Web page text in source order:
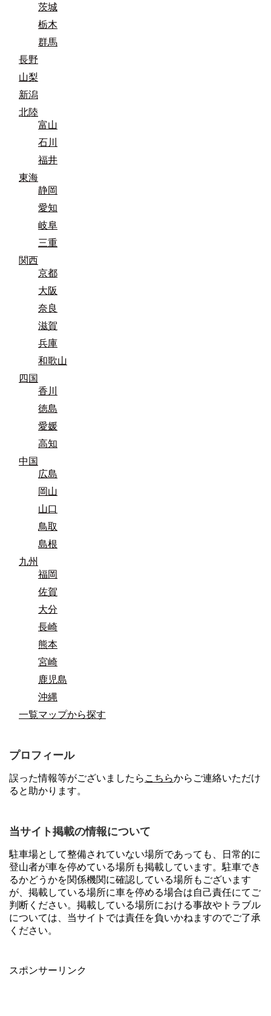
茨城
栃木
群馬
長野
山梨
新潟
北陸
富山
石川
福井
東海
静岡
愛知
岐阜
三重
関西
京都
大阪
奈良
滋賀
兵庫
和歌山
四国
香川
徳島
愛媛
高知
中国
広島
岡山
山口
鳥取
島根
九州
福岡
佐賀
大分
長崎
熊本
宮崎
鹿児島
沖縄
一覧マップから探す
プロフィール
誤った情報等がございましたら こちらからご連絡いただけ
ると助かります。
当サイト掲載の情報について
駐車場として整備されていない場所であっても、日常的に
登山者が車を停めている場所も掲載しています。駐車でき
るかどうかを関係機関に確認している場所もございます
が、掲載している場所に車を停める場合は自己責任にてご
判断ください。掲載している場所における事故やトラブル
については、当サイトでは責任を負いかねますのでご了承
ください。
スポンサーリンク